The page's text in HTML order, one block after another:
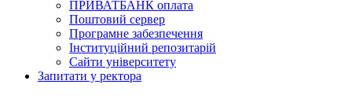
ПРИВАТБАНК оплата
Поштовий сервер
Програмне забезпечення
Інституційний репозитарій
Сайти університету
Запитати у ректора